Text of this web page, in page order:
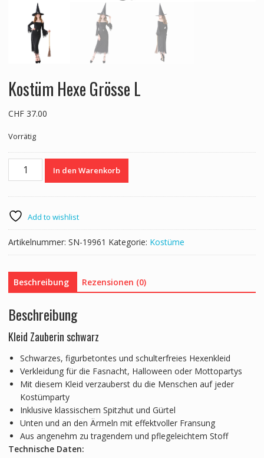
Kostüm Hexe Grösse L
CHF37.00
Vorrätig
Kostüm
Hexe
Menge
In den Warenkorb
Add to wishlist
Artikelnummer: SN-19961 Kategorie: Kostüme
Beschreibung Rezensionen (0)
Beschreibung
Kleid Zauberin schwarz
Schwarzes, figurbetontes und schulterfreies Hexenkleid
Verkleidung für die Fasnacht, Halloween oder Mottopartys
Mit diesem Kleid verzauberst du die Menschen auf jeder
Kostümparty
Inklusive klassischem Spitzhut und Gürtel
Unten und an den Ärmeln mit effektvoller Fransung
Aus angenehm zu tragendem und pflegeleichtem Stoff
Technische Daten: